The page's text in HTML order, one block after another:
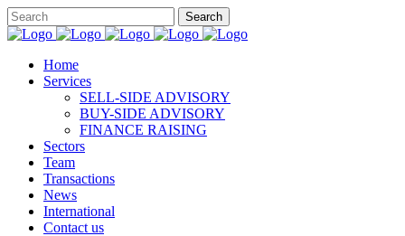
Home
Services
SELL-SIDE ADVISORY
BUY-SIDE ADVISORY
FINANCE RAISING
Sectors
Team
Transactions
News
International
Contact us